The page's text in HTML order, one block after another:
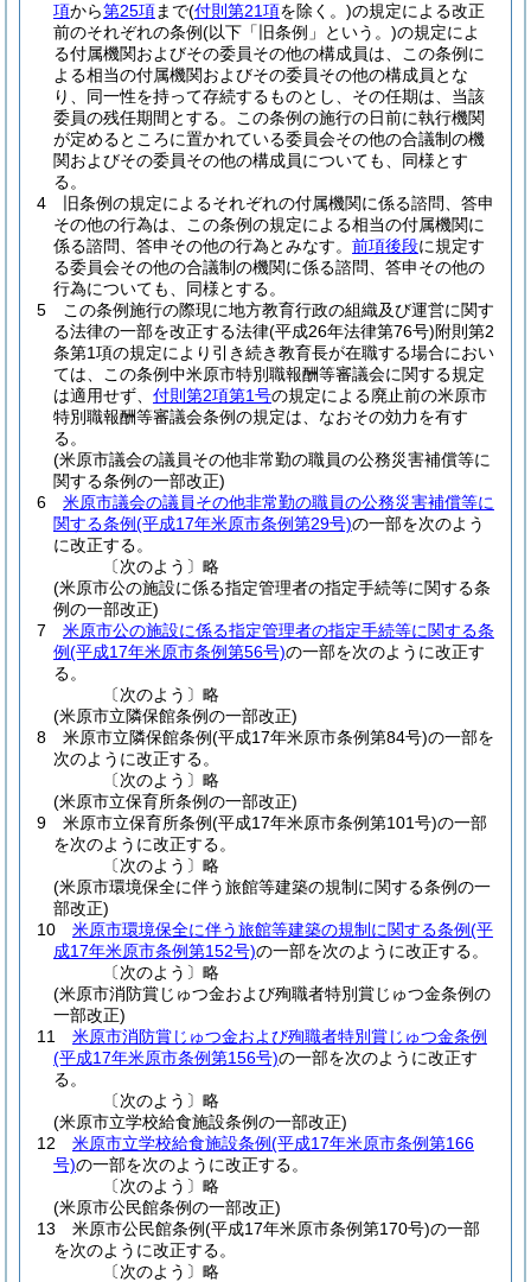
項から第25項まで(付則第21項を除く。)の規定による改正
前のそれぞれの条例(以下「旧条例」という。)の規定によ
る付属機関およびその委員その他の構成員は、この条例に
よる相当の付属機関およびその委員その他の構成員とな
り、同一性を持って存続するものとし、その任期は、当該
委員の残任期間とする。
この条例の施行の日前に執行機関
が定めるところに置かれている委員会その他の合議制の機
関およびその委員その他の構成員についても、同様とす
る。
4
旧条例の規定によるそれぞれの付属機関に係る諮問、答申
その他の行為は、この条例の規定による相当の付属機関に
係る諮問、答申その他の行為とみなす。 前項後段に規定す
る委員会その他の合議制の機関に係る諮問、答申その他の
行為についても、同様とする。
5
この条例施行の際現に地方教育行政の組織及び運営に関す
る法律の一部を改正する法律(平成26年法律第76号)附則第2
条第1項の規定により引き続き教育長が在職する場合におい
ては、この条例中米原市特別職報酬等審議会に関する規定
は適用せず、 付則第2項第1号の規定による廃止前の米原市
特別職報酬等審議会条例の規定は、なおその効力を有す
る。
(米原市議会の議員その他非常勤の職員の公務災害補償等に
関する条例の一部改正)
6
米原市議会の議員その他非常勤の職員の公務災害補償等に
関する条例(平成17年米原市条例第29号)の一部を次のよう
に改正する。
〔次のよう〕略
(米原市公の施設に係る指定管理者の指定手続等に関する条
例の一部改正)
7
米原市公の施設に係る指定管理者の指定手続等に関する条
例(平成17年米原市条例第56号)の一部を次のように改正す
る。
〔次のよう〕略
(米原市立隣保館条例の一部改正)
8
米原市立隣保館条例(平成17年米原市条例第84号)の一部を
次のように改正する。
〔次のよう〕略
(米原市立保育所条例の一部改正)
9
米原市立保育所条例(平成17年米原市条例第101号)の一部
を次のように改正する。
〔次のよう〕略
(米原市環境保全に伴う旅館等建築の規制に関する条例の一
部改正)
10
米原市環境保全に伴う旅館等建築の規制に関する条例(平
成17年米原市条例第152号)の一部を次のように改正する。
〔次のよう〕略
(米原市消防賞じゅつ金および殉職者特別賞じゅつ金条例の
一部改正)
11
米原市消防賞じゅつ金および殉職者特別賞じゅつ金条例
(平成17年米原市条例第156号)の一部を次のように改正す
る。
〔次のよう〕略
(米原市立学校給食施設条例の一部改正)
12
米原市立学校給食施設条例(平成17年米原市条例第166
号)の一部を次のように改正する。
〔次のよう〕略
(米原市公民館条例の一部改正)
13
米原市公民館条例(平成17年米原市条例第170号)の一部
を次のように改正する。
〔次のよう〕略